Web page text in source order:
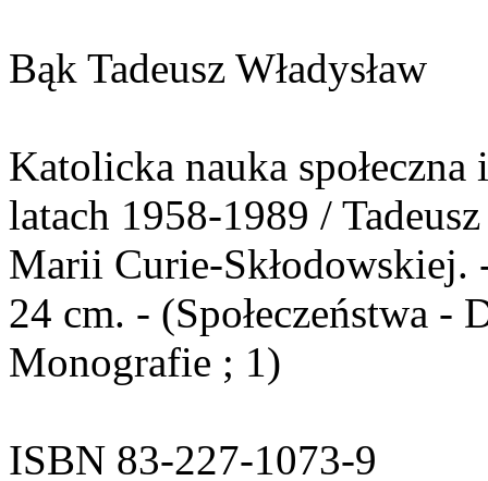
Bąk Tadeusz Władysław
Katolicka nauka
latach 1958-1989 /
Marii Curie-
24 cm. - (Społeczeństwa -
Monografie ; 1)
ISBN 83-227-1073-9